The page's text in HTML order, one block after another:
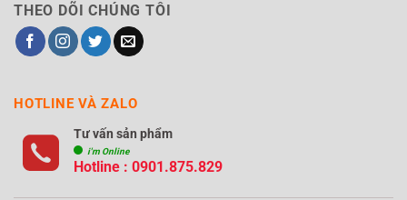
THEO DÕI CHÚNG TÔI
HOTLINE VÀ ZALO
Tư vấn sản phẩm
i'm Online
Hotline : 0901.875.829